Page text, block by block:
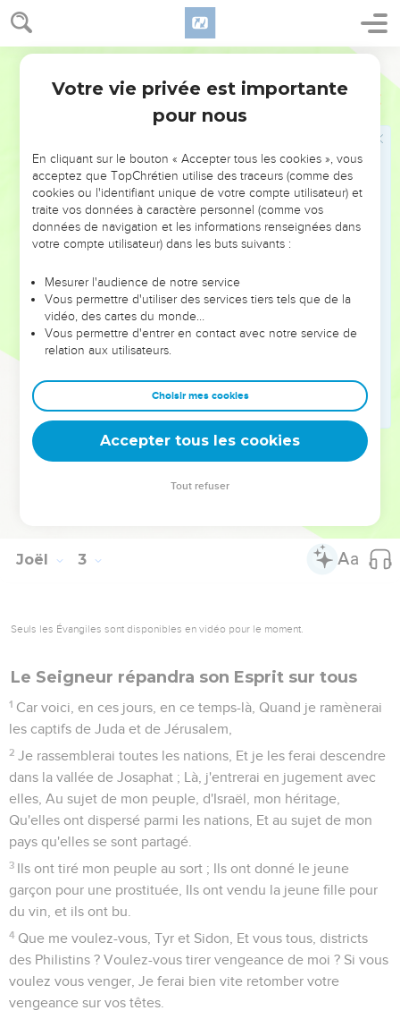
2
sauterelle, Le jélek, le hasil et le gazam, Ma grande armée
que j'avais envoyée contre vous.
Vous mangerez et vous vous rassasierez, Et vous
célébrerez le nom de l'Éternel, votre Dieu, Qui aura fait pour
vous des prodiges ; Et mon peuple ne sera plus jamais dans
Et vous saurez que je suis au milieu d'Israël, Que je suis
l'Éternel, votre Dieu, et qu'il n'y en a point d'autre, Et mon
peuple ne sera plus jamais dans la confusion.
Après cela, je répandrai mon esprit sur toute chair ; Vos
fils et vos filles prophétiseront, Vos vieillards auront des
Même sur les serviteurs et sur les servantes, Dans ces
jours-là, je répandrai mon esprit.
Je ferai paraître des prodiges dans les cieux et sur la terre,
Du sang, du feu, et des colonnes de fumée ;
Le soleil se changera en ténèbres, Et la lune en sang,
Avant l'arrivée du jour de l'Éternel, De ce jour grand et
terrible.
Alors quiconque invoquera le nom de l'Éternel sera
sauvé ; Le salut sera sur la montagne de Sion et à Jérusalem,
Joël 3
Seuls les Évangiles sont disponibles en vidéo pour le moment.
Le Seigneur répandra son Esprit sur tous
1 Car voici, en ces jours, en ce temps-là, Quand je ramènerai
les captifs de Juda et de Jérusalem,
2 Je rassemblerai toutes les nations, Et je les ferai descendre
dans la vallée de Josaphat ; Là, j'entrerai en jugement avec
elles, Au sujet de mon peuple, d'Israël, mon héritage,
Qu'elles ont dispersé parmi les nations, Et au sujet de mon
pays qu'elles se sont partagé.
3 Ils ont tiré mon peuple au sort ; Ils ont donné le jeune
garçon pour une prostituée, Ils ont vendu la jeune fille pour
du vin, et ils ont bu.
4 Que me voulez-vous, Tyr et Sidon, Et vous tous, districts
des Philistins ? Voulez-vous tirer vengeance de moi ? Si vous
voulez vous venger, Je ferai bien vite retomber votre
vengeance sur vos têtes.
Votre vie privée est importante
pour nous
En cliquant sur le bouton « Accepter tous les cookies », vous
acceptez que TopChrétien utilise des traceurs (comme des
cookies ou l'identifiant unique de votre compte utilisateur) et
traite vos données à caractère personnel (comme vos
données de navigation et les informations renseignées dans
votre compte utilisateur) dans les buts suivants :
Mesurer l'audience de notre service
Vous permettre d'utiliser des services tiers tels que de la
vidéo, des cartes du monde…
Vous permettre d'entrer en contact avec notre service de
relation aux utilisateurs.
Choisir mes cookies
Accepter tous les cookies
Tout refuser